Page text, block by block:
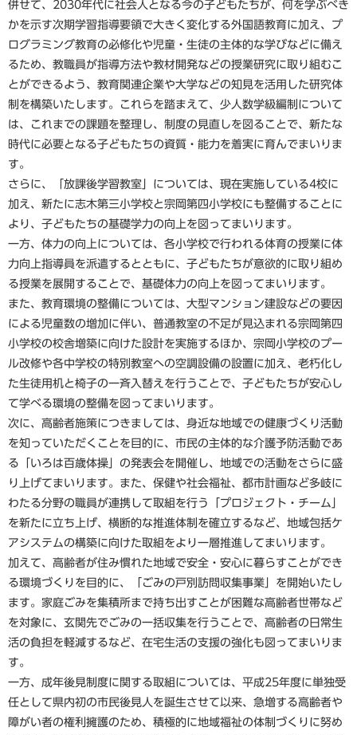
併せて、2030年代に社会人となる今の子どもたちが、何を学ぶべき
かを示す次期学習指導要領で大きく変化する外国語教育に加え、プ
ログラミング教育の必修化や児童・生徒の主体的な学びなどに備え
るため、教職員が指導方法や教材開発などの授業研究に取り組むこ
とができるよう、教育関連企業や大学などの知見を活用した研究体
制を構築いたします。これらを踏まえて、少人数学級編制について
は、これまでの課題を整理し、制度の見直しを図ることで、新たな
時代に必要となる子どもたちの資質・能力を着実に育んでまいりま
す。
さらに、「放課後学習教室」については、現在実施している4校に
加え、新たに志木第三小学校と宗岡第四小学校にも整備することに
より、子どもたちの基礎学力の向上を図ってまいります。
一方、体力の向上については、各小学校で行われる体育の授業に体
力向上指導員を派遣するとともに、子どもたちが意欲的に取り組め
る授業を展開することで、基礎体力の向上を図ってまいります。
また、教育環境の整備については、大型マンション建設などの要因
による児童数の増加に伴い、普通教室の不足が見込まれる宗岡第四
小学校の校舎増築に向けた設計を実施するほか、宗岡小学校のプー
ル改修や各中学校の特別教室への空調設備の設置に加え、老朽化し
た生徒用机と椅子の一斉入替えを行うことで、子どもたちが安心し
て学べる環境の整備を図ってまいります。
次に、高齢者施策につきましては、身近な地域での健康づくり活動
を知っていただくことを目的に、市民の主体的な介護予防活動であ
る「いろは百歳体操」の発表会を開催し、地域での活動をさらに盛
り上げてまいります。また、保健や社会福祉、都市計画など多岐に
わたる分野の職員が連携して取組を行う「プロジェクト・チーム」
を新たに立ち上げ、横断的な推進体制を確立するなど、地域包括ケ
アシステムの構築に向けた取組をより一層推進してまいります。
加えて、高齢者が住み慣れた地域で安全・安心に暮らすことができ
る環境づくりを目的に、「ごみの戸別訪問収集事業」を開始いたし
ます。家庭ごみを集積所まで持ち出すことが困難な高齢者世帯など
を対象に、玄関先でごみの一括収集を行うことで、高齢者の日常生
活の負担を軽減するなど、在宅生活の支援の強化も図ってまいりま
す。
一方、成年後見制度に関する取組については、平成25年度に単独受
任として県内初の市民後見人を誕生させて以来、急増する高齢者や
障がい者の権利擁護のため、積極的に地域福祉の体制づくりに努め